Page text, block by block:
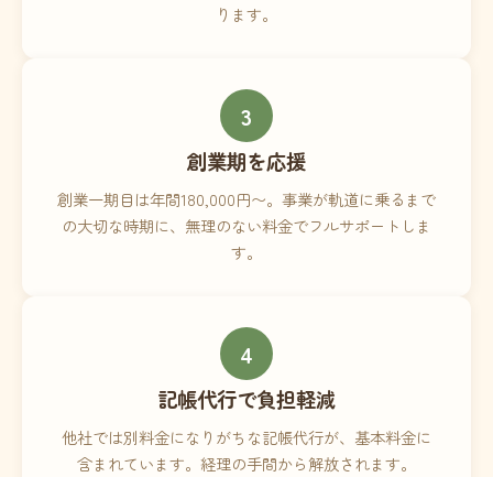
ります。
3
創業期を応援
創業一期目は年間180,000円〜。事業が軌道に乗るまで
の大切な時期に、無理のない料金でフルサポートしま
す。
4
記帳代行で負担軽減
他社では別料金になりがちな記帳代行が、基本料金に
含まれています。経理の手間から解放されます。